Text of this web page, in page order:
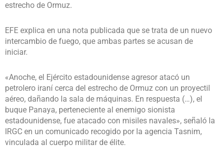
estrecho de Ormuz.
EFE explica en una nota publicada que se trata de un nuevo
intercambio de fuego, que ambas partes se acusan de
iniciar.
«Anoche, el Ejército estadounidense agresor atacó un
petrolero iraní cerca del estrecho de Ormuz con un proyectil
aéreo, dañando la sala de máquinas. En respuesta (…), el
buque Panaya, perteneciente al enemigo sionista
estadounidense, fue atacado con misiles navales», señaló la
IRGC en un comunicado recogido por la agencia Tasnim,
vinculada al cuerpo militar de élite.